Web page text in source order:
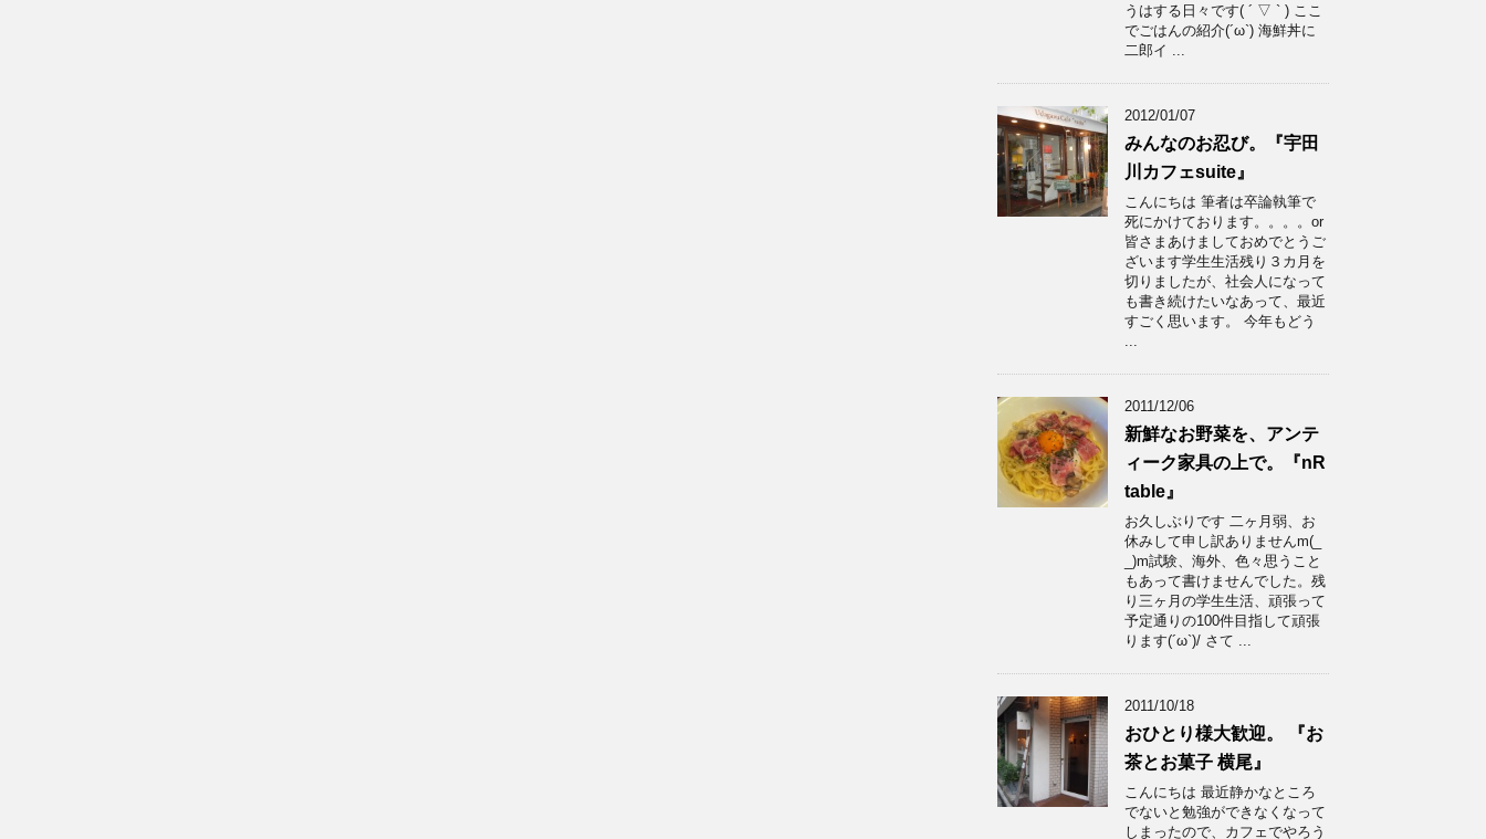
うはする日々です( ´ ▽ ` ) ここ
でごはんの紹介(´ω`) 海鮮丼に
二郎イ ...
2012/01/07
みんなのお忍び。『宇田
川カフェsuite』
こんにちは 筆者は卒論執筆で
死にかけております。。。。or
皆さまあけましておめでとうご
ざいます学生生活残り３カ月を
切りましたが、社会人になって
も書き続けたいなあって、最近
すごく思います。 今年もどう
...
2011/12/06
新鮮なお野菜を、アンテ
ィーク家具の上で。『nR
table』
お久しぶりです 二ヶ月弱、お
休みして申し訳ありませんm(_
_)m試験、海外、色々思うこと
もあって書けませんでした。残
り三ヶ月の学生生活、頑張って
予定通りの100件目指して頑張
ります(´ω`)/ さて ...
2011/10/18
おひとり様大歓迎。 『お
茶とお菓子 横尾』
こんにちは 最近静かなところ
でないと勉強ができなくなって
しまったので、カフェでやろう